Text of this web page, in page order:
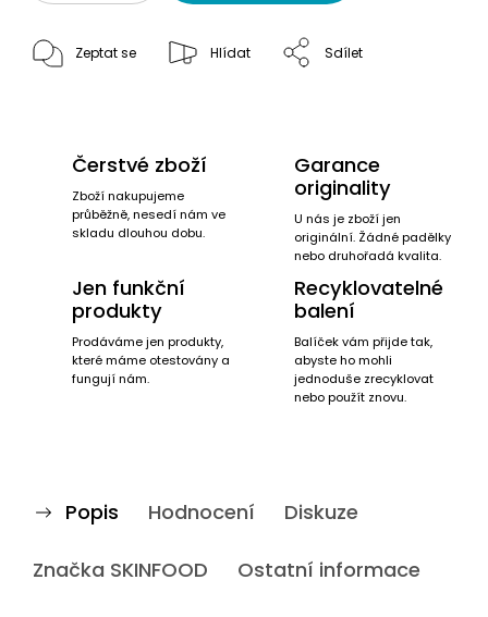
Zeptat se Hlídat Sdílet
Čerstvé zboží
Zboží nakupujeme
průběžně, nesedí nám ve
skladu dlouhou dobu.
Garance
originality
U nás je zboží jen
originální. Žádné padělky
nebo druhořadá kvalita.
Jen funkční
produkty
Prodáváme jen produkty,
které máme otestovány a
fungují nám.
Recyklovatelné
balení
Balíček vám přijde tak,
abyste ho mohli
jednoduše zrecyklovat
nebo použít znovu.
Popis Hodnocení Diskuze
Značka SKINFOOD Ostatní informace